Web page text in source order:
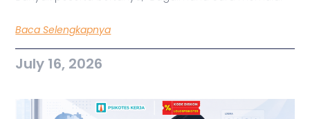
Baca Selengkapnya
July 16, 2026